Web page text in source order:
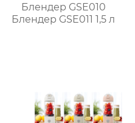
Блендер GSE010
Блендер GSE011 1,5 л